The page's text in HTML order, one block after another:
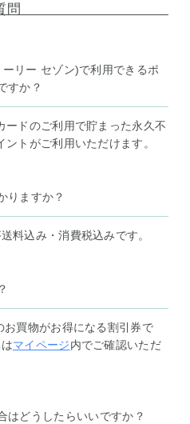
問
リー セゾン)で利用できるポ
すか？
ードのご利用で貯まった永久不
トがご利用いただけます。
りますか？
料込み・消費税込みです。
お買物がお得になる割引券で
マイページ内でご確認いただ
はどうしたらいいですか？